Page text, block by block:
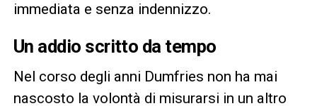
immediata e senza indennizzo.
Un addio scritto da tempo
Nel corso degli anni Dumfries non ha mai
nascosto la volontà di misurarsi in un altro